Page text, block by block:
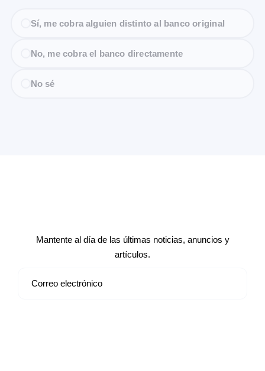
Sí, me cobra alguien distinto al banco original
No, me cobra el banco directamente
No sé
Mantente al día de las últimas noticias, anuncios y
artículos.